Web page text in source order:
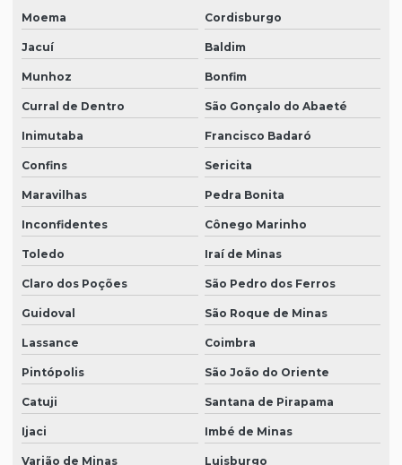
Moema Cordisburgo
Jacuí Baldim
Munhoz Bonfim
Curral de Dentro São Gonçalo do Abaeté
Inimutaba Francisco Badaró
Confins Sericita
Maravilhas Pedra Bonita
Inconfidentes Cônego Marinho
Toledo Iraí de Minas
Claro dos Poções São Pedro dos Ferros
Guidoval São Roque de Minas
Lassance Coimbra
Pintópolis São João do Oriente
Catuji Santana de Pirapama
Ijaci Imbé de Minas
Varjão de Minas Luisburgo